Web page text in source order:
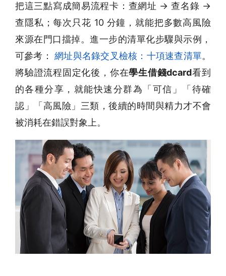
把這三點寫成簡易流程卡：查網址 → 查名錄 →
查隱私；每次只花 10 分鐘，就能把多數高風險
來源在門口擋掉。進一步的清單化步驟與示例，
可參考：
網址與名錄交叉檢核：十項速查清單。
將驗證流程固定化後，你在學生借錢dcard看到
的各種分享，就能快速分群為「可信」「待確
認」「高風險」三類，後續的時間與精力才不會
被消耗在錯誤對象上。